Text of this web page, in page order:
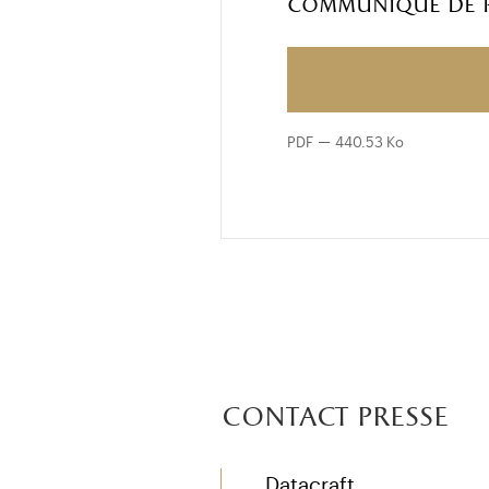
Communiqué de
PDF 440.53 Ko
contact presse